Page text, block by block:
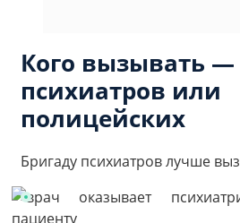
Кого вызывать —
психиатров или
полицейских
Бригаду психиатров лучше